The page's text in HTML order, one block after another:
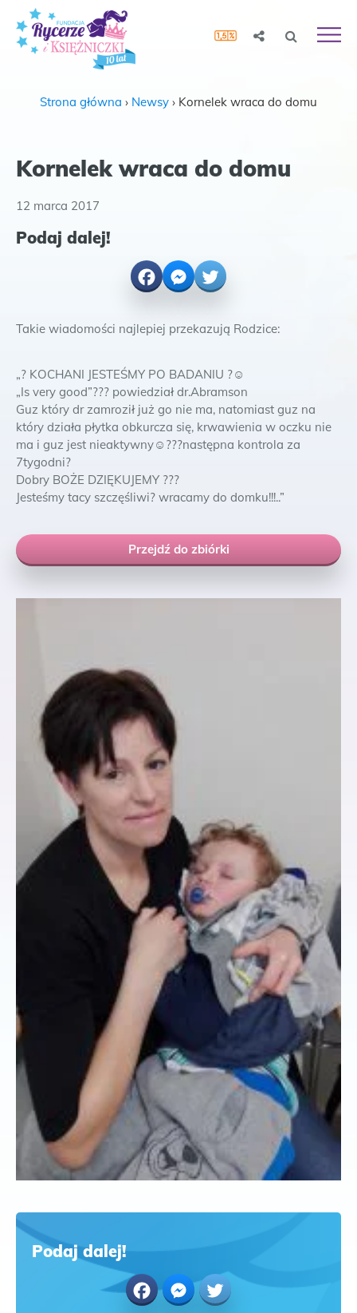
Strona główna › Newsy › Kornelek wraca do domu
Kornelek wraca do domu
12 marca 2017
Podaj dalej!
FacebookMessenger
Twitter
Takie wiadomości najlepiej przekazują Rodzice:
„? KOCHANI JESTEŚMY PO BADANIU ?☺
„Is very good”??? powiedział dr.Abramson
Guz który dr zamroził już go nie ma, natomiast guz na
który działa płytka obkurcza się, krwawienia w oczku nie
ma i guz jest nieaktywny☺ ???następna kontrola za
7tygodni?
Dobry BOŻE DZIĘKUJEMY ???
Jesteśmy tacy szczęśliwi? wracamy do domku!!!..”
Przejdź do zbiórki
Podaj dalej!
FacebookMessenger
Twitter